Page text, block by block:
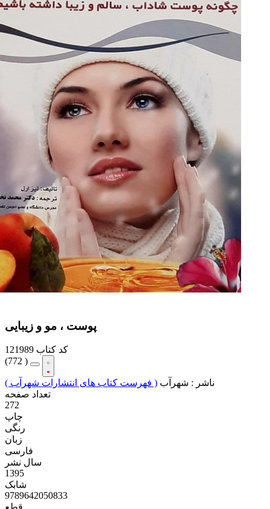
پوست ، مو و زیبایی
کد کتاب 121989
(772 )
ناشر : شهرآب ( فهرست کتاب های انتشارات شهرآب )
تعداد صفحه
272
چاپ
رنگی
زبان
فارسی
سال نشر
1395
شابک
9789642050833